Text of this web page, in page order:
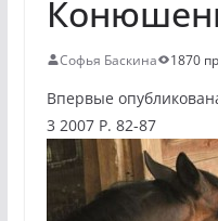
Софья Баскина 1870
Впервые
3 2007 Р. 82-87